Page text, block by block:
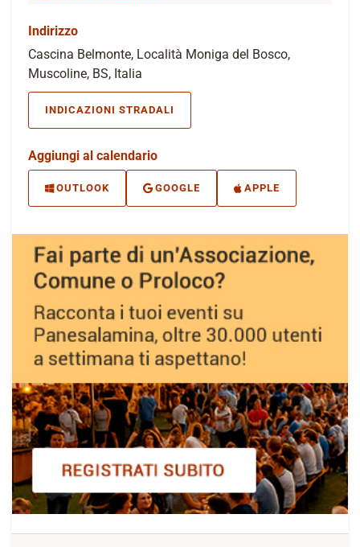
Indirizzo
Cascina Belmonte, Località Moniga del Bosco,
Muscoline, BS, Italia
INDICAZIONI STRADALI
Aggiungi al calendario
OUTLOOK GOOGLE APPLE